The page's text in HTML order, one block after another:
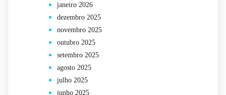
janeiro 2026
dezembro 2025
novembro 2025
outubro 2025
setembro 2025
agosto 2025
julho 2025
junho 2025